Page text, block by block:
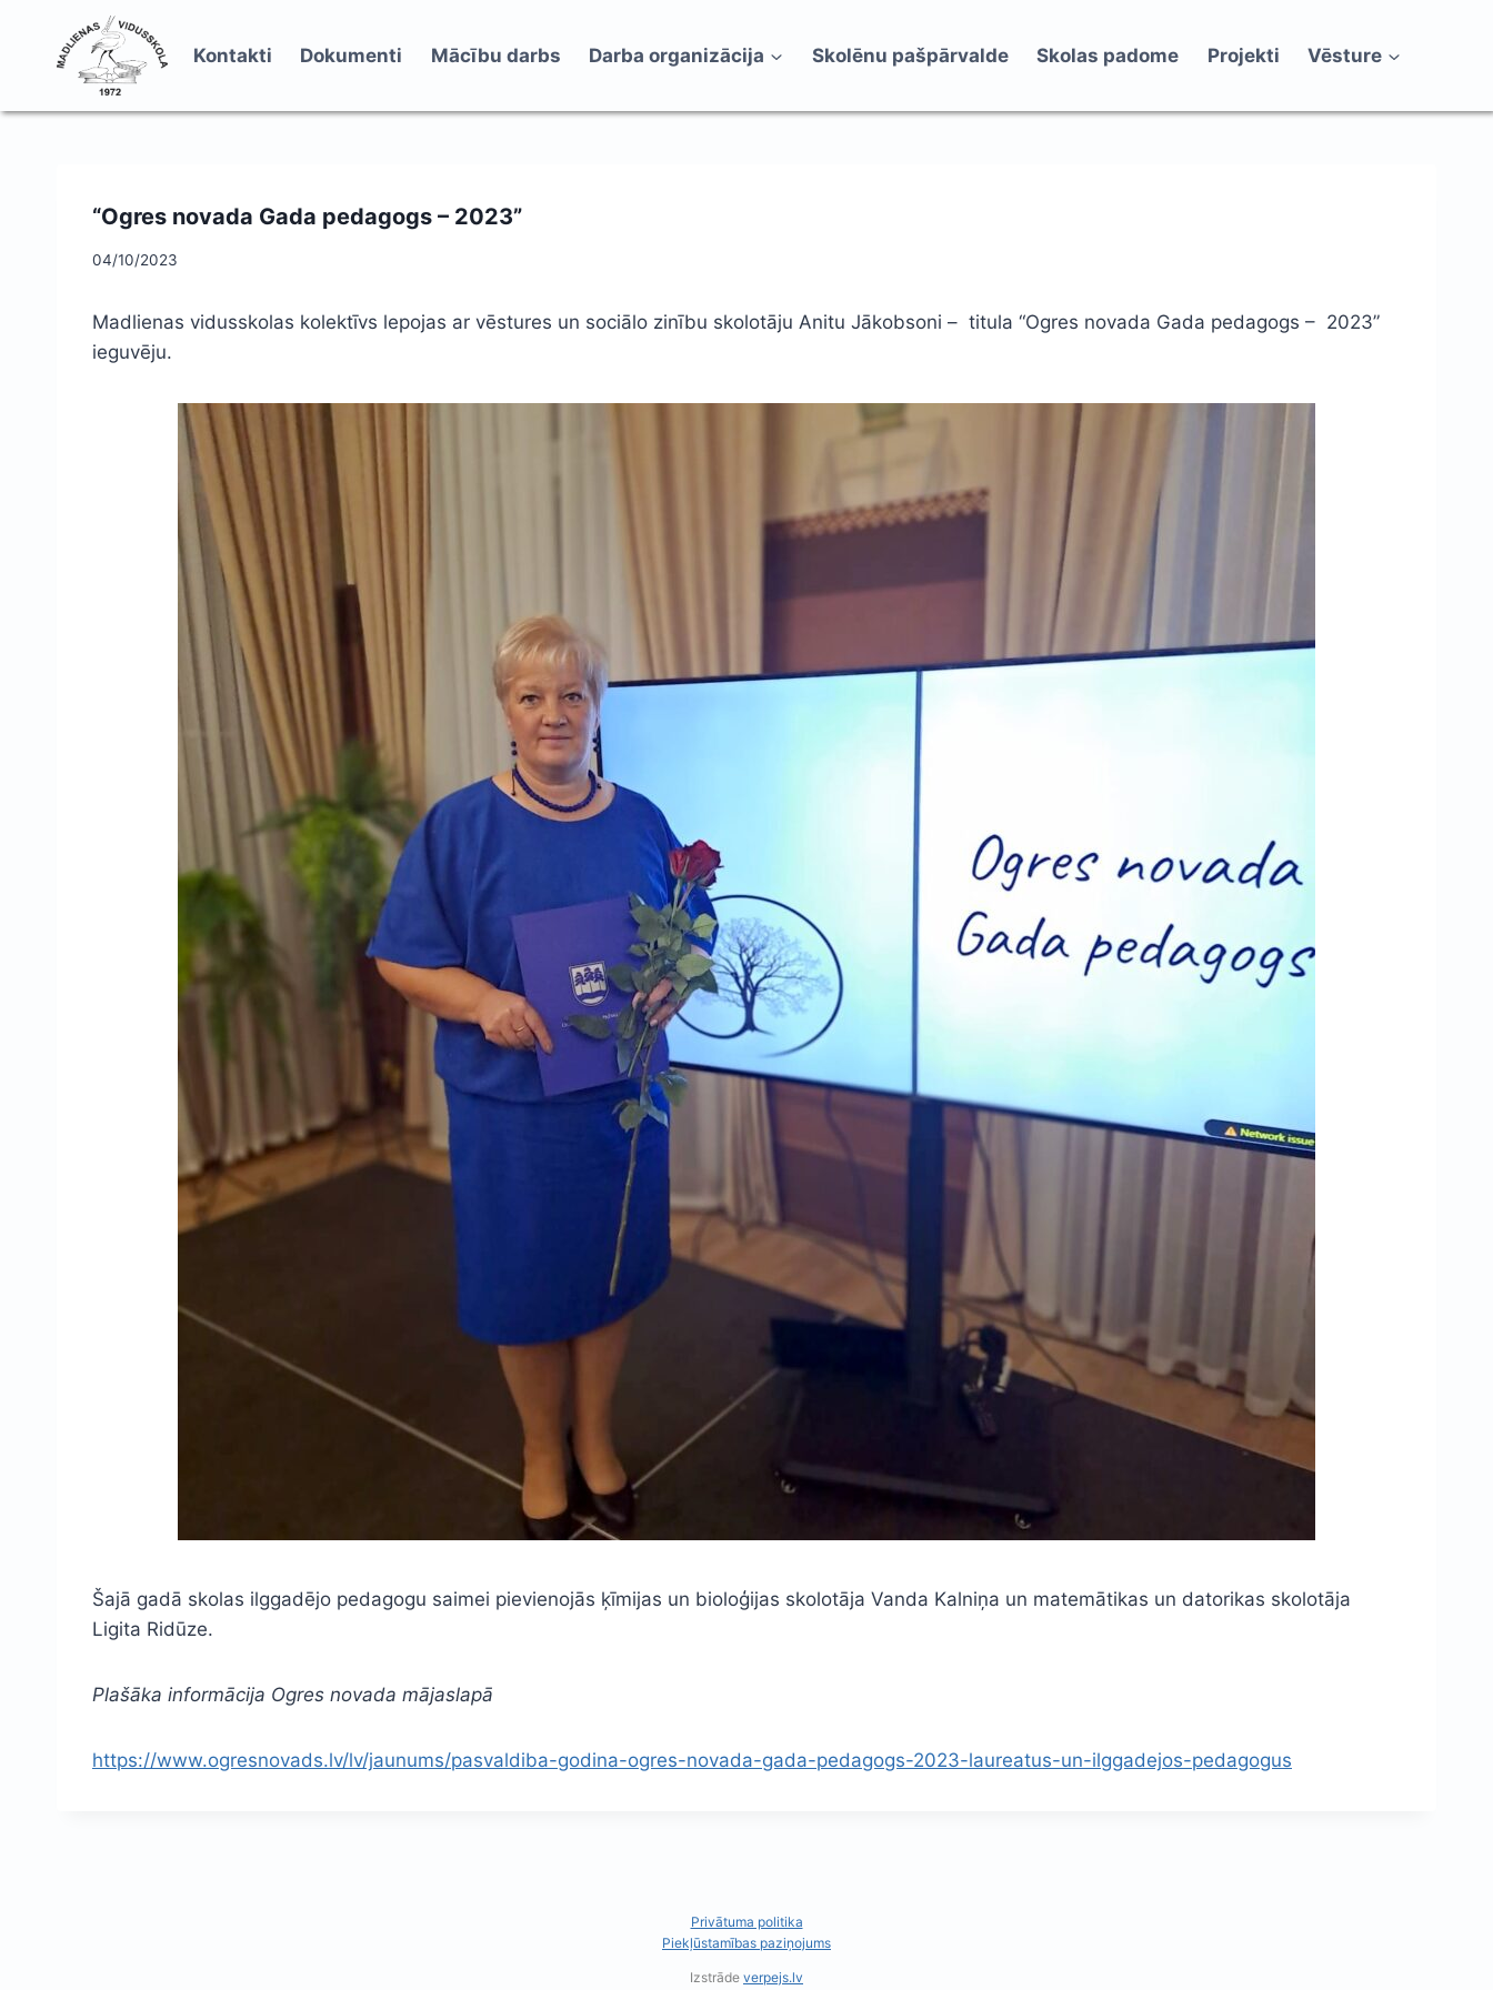
content
Kontakti Dokumenti Mācību darbs Darba organizācija Skolēnu pašpārvalde Skolas padome Projekti Vēsture
“Ogres novada Gada pedagogs – 2023”
04/10/2023
Madlienas vidusskolas kolektīvs lepojas ar vēstures un sociālo zinību skolotāju Anitu Jākobsoni – titula “Ogres novada Gada pedagogs – 2023”
ieguvēju.
Šajā gadā skolas ilggadējo pedagogu saimei pievienojās ķīmijas un bioloģijas skolotāja Vanda Kalniņa un matemātikas un datorikas skolotāja
Ligita Ridūze.
Plašāka informācija Ogres novada mājaslapā
https://www.ogresnovads.lv/lv/jaunums/pasvaldiba-godina-ogres-novada-gada-pedagogs-2023-laureatus-un-ilggadejos-pedagogus
Privātuma politika
Piekļūstamības paziņojums
Izstrāde verpejs.lv